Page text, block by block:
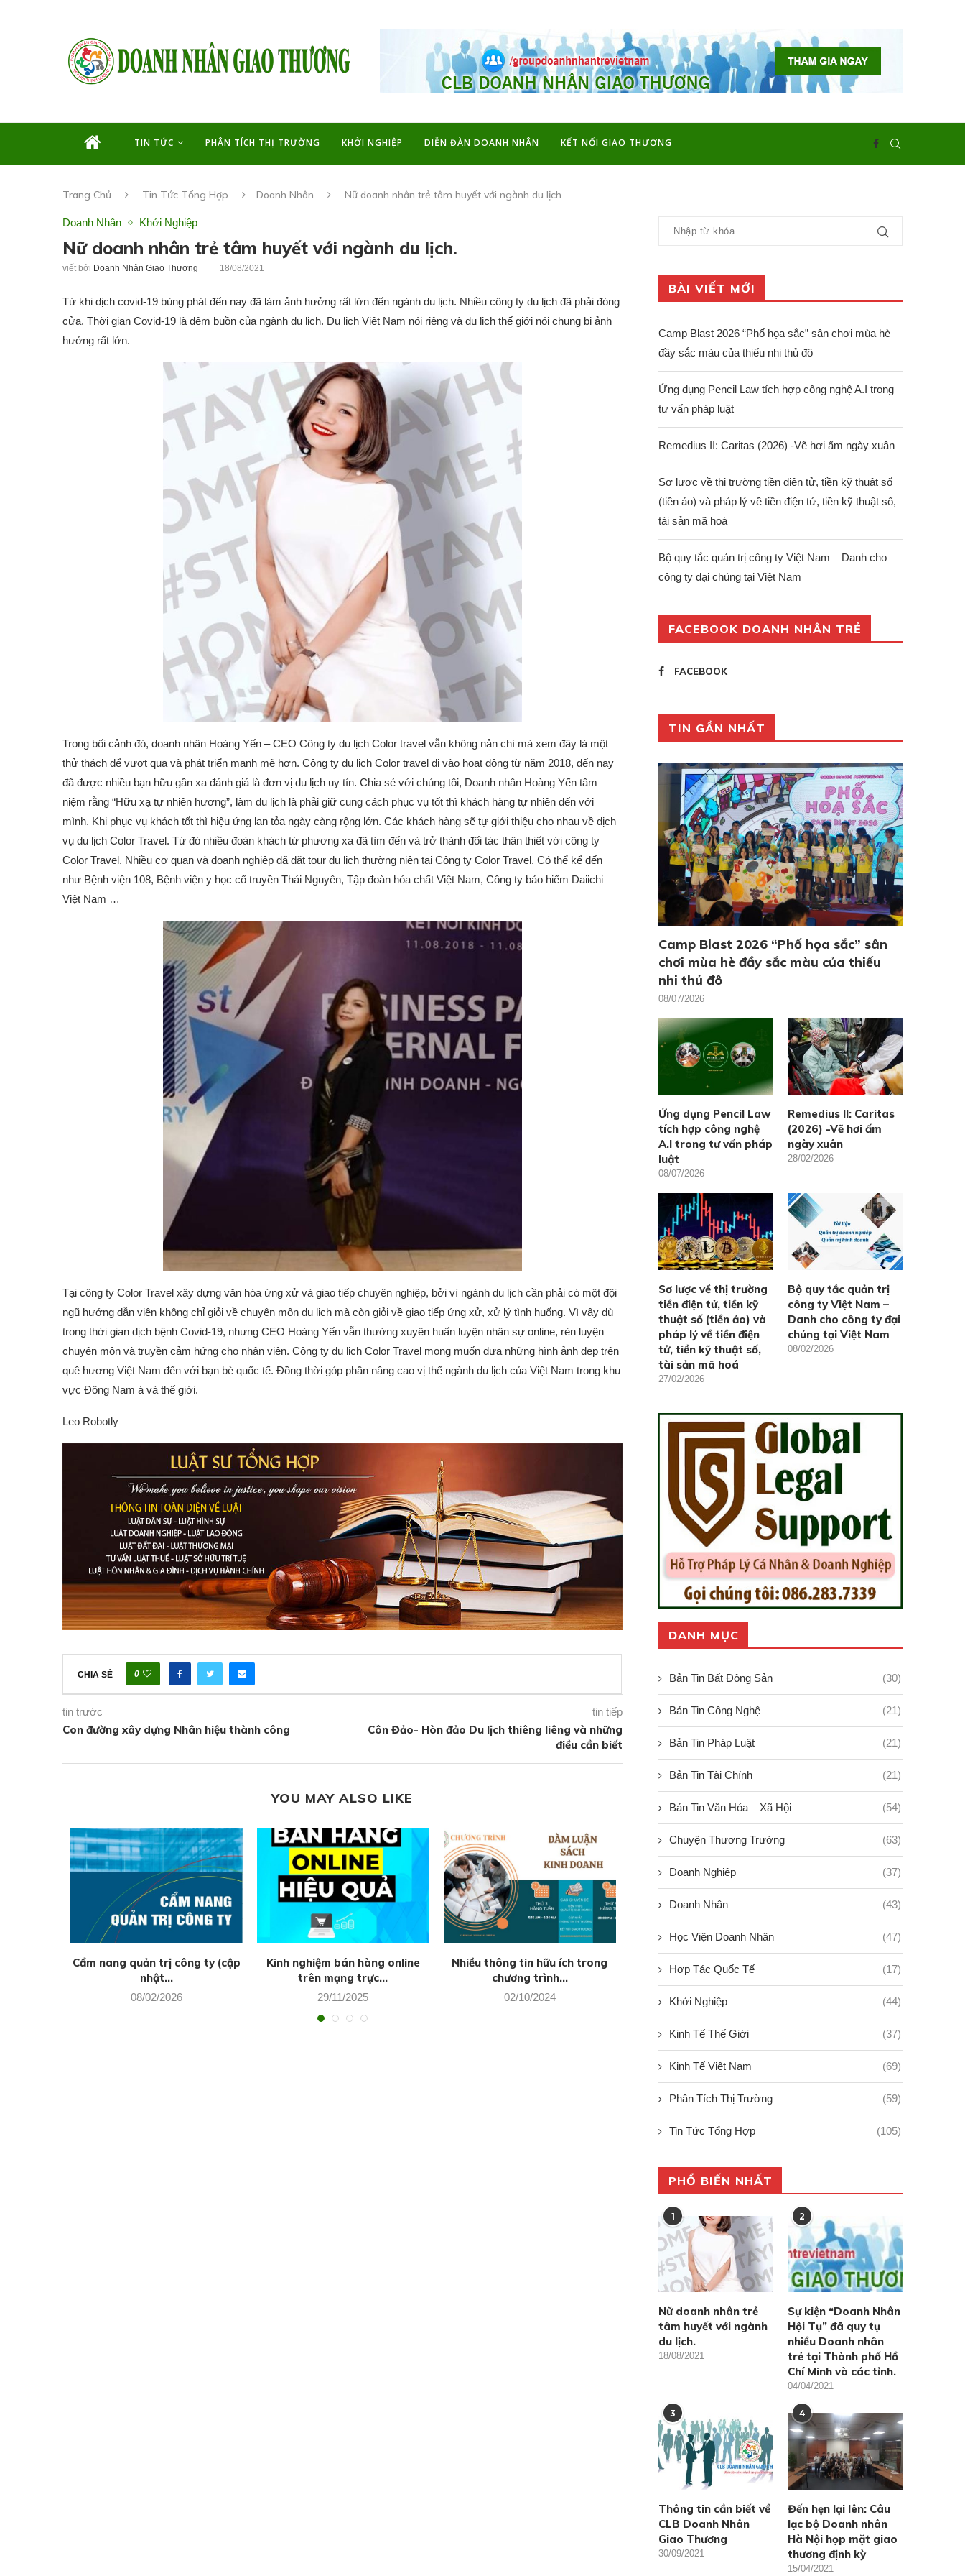
TIN TỨC PHÂN TÍCH THỊ TRƯỜNG KHỞI NGHIỆP DIỄN ĐÀN DOANH NHÂN KẾT NỐI GIAO THƯƠNG
Trang Chủ Tin Tức Tổng Hợp Doanh Nhân Nữ doanh nhân trẻ tâm huyết với ngành du lịch.
Doanh Nhân Khởi Nghiệp
Nữ doanh nhân trẻ tâm huyết với ngành du lịch.
viết bởi Doanh Nhân Giao Thương 18/08/2021
Từ khi dịch covid-19 bùng phát đến nay đã làm ảnh hưởng rất lớn đến ngành du lịch. Nhiều công ty du lịch đã phải đóng
cửa. Thời gian Covid-19 là đêm buồn của ngành du lịch. Du lịch Việt Nam nói riêng và du lịch thế giới nói chung bị ảnh
hưởng rất lớn.
Trong bối cảnh đó, doanh nhân Hoàng Yến – CEO Công ty du lịch Color travel vẫn không nản chí mà xem đây là một
thử thách để vượt qua và phát triển mạnh mẽ hơn. Công ty du lịch Color travel đi vào hoạt động từ năm 2018, đến nay
đã được nhiều bạn hữu gần xa đánh giá là đơn vị du lịch uy tín. Chia sẻ với chúng tôi, Doanh nhân Hoàng Yến tâm
niệm rằng “Hữu xạ tự nhiên hương”, làm du lịch là phải giữ cung cách phục vụ tốt thì khách hàng tự nhiên đến với
mình. Khi phục vụ khách tốt thì hiệu ứng lan tỏa ngày càng rộng lớn. Các khách hàng sẽ tự giới thiệu cho nhau về dịch
vụ du lịch Color Travel. Từ đó nhiều đoàn khách từ phương xa đã tìm đến và trở thành đối tác thân thiết với công ty
Color Travel. Nhiều cơ quan và doanh nghiệp đã đặt tour du lịch thường niên tại Công ty Color Travel. Có thể kể đến
như Bệnh viện 108, Bệnh viện y học cổ truyền Thái Nguyên, Tập đoàn hóa chất Việt Nam, Công ty bảo hiểm Daiichi
Việt Nam …
Tại công ty Color Travel xây dựng văn hóa ứng xử và giao tiếp chuyên nghiệp, bởi vì ngành du lịch cần phải có một đội
ngũ hướng dẫn viên không chỉ giỏi về chuyên môn du lịch mà còn giỏi về giao tiếp ứng xử, xử lý tình huống. Vì vậy dù
trong thời gian dịch bệnh Covid-19, nhưng CEO Hoàng Yến vẫn thường xuyên huấn luyện nhân sự online, rèn luyện
chuyên môn và truyền cảm hứng cho nhân viên. Công ty du lịch Color Travel mong muốn đưa những hình ảnh đẹp trên
quê hương Việt Nam đến với bạn bè quốc tế. Đồng thời góp phần nâng cao vị thế ngành du lịch của Việt Nam trong khu
vực Đông Nam á và thế giới.
Leo Robotly
CHIA SẺ 0
tin trước
Con đường xây dựng Nhân hiệu thành công
tin tiếp
Côn Đảo- Hòn đảo Du lịch thiêng liêng và những
điều cần biết
YOU MAY ALSO LIKE
Cẩm nang quản trị công ty (cập
nhật...
08/02/2026
Kinh nghiệm bán hàng online
trên mạng trực...
29/11/2025
Nhiều thông tin hữu ích trong
chương trình...
02/10/2024
Phát triển kinh tế xanh ở Việt
Nam...
19/09/2024
Báo động mức xả thải của
siêu...
18/09/2024
BÀI VIẾT MỚI
Camp Blast 2026 “Phố họa sắc” sân chơi mùa hè
đầy sắc màu của thiếu nhi thủ đô
Ứng dụng Pencil Law tích hợp công nghệ A.I trong
tư vấn pháp luật
Remedius II: Caritas (2026) -Vẽ hơi ấm ngày xuân
Sơ lược về thị trường tiền điện tử, tiền kỹ thuật số
(tiền ảo) và pháp lý về tiền điện tử, tiền kỹ thuật số,
tài sản mã hoá
Bộ quy tắc quản trị công ty Việt Nam – Danh cho
công ty đại chúng tại Việt Nam
FACEBOOK DOANH NHÂN TRẺ
FACEBOOK
TIN GẦN NHẤT
Camp Blast 2026 “Phố họa sắc” sân
chơi mùa hè đầy sắc màu của thiếu
nhi thủ đô
08/07/2026
Ứng dụng Pencil Law
tích hợp công nghệ
A.I trong tư vấn pháp
luật
08/07/2026
Remedius II: Caritas
(2026) -Vẽ hơi ấm
ngày xuân
28/02/2026
Sơ lược về thị trường
tiền điện tử, tiền kỹ
thuật số (tiền ảo) và
pháp lý về tiền điện
tử, tiền kỹ thuật số,
tài sản mã hoá
27/02/2026
Bộ quy tắc quản trị
công ty Việt Nam –
Danh cho công ty đại
chúng tại Việt Nam
08/02/2026
DANH MỤC
Bản Tin Bất Động Sản (30)
Bản Tin Công Nghệ (21)
Bản Tin Pháp Luật (21)
Bản Tin Tài Chính (21)
Bản Tin Văn Hóa – Xã Hội (54)
Chuyện Thương Trường (63)
Doanh Nghiệp (37)
Doanh Nhân (43)
Học Viện Doanh Nhân (47)
Hợp Tác Quốc Tế (17)
Khởi Nghiệp (44)
Kinh Tế Thế Giới (37)
Kinh Tế Việt Nam (69)
Phân Tích Thị Trường (59)
Tin Tức Tổng Hợp (105)
PHỔ BIẾN NHẤT
1
Nữ doanh nhân trẻ
tâm huyết với ngành
du lịch.
18/08/2021
2
Sự kiện “Doanh Nhân
Hội Tụ” đã quy tụ
nhiều Doanh nhân
trẻ tại Thành phố Hồ
Chí Minh và các tỉnh.
04/04/2021
3
Thông tin cần biết về
CLB Doanh Nhân
Giao Thương
30/09/2021
4
Đến hẹn lại lên: Câu
lạc bộ Doanh nhân
Hà Nội họp mặt giao
thương định kỳ
15/04/2021